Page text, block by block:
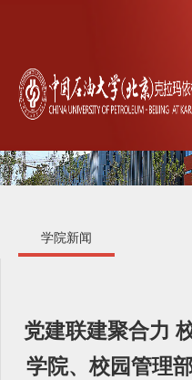
学院新闻
党建联建聚合力
学院、校园管理